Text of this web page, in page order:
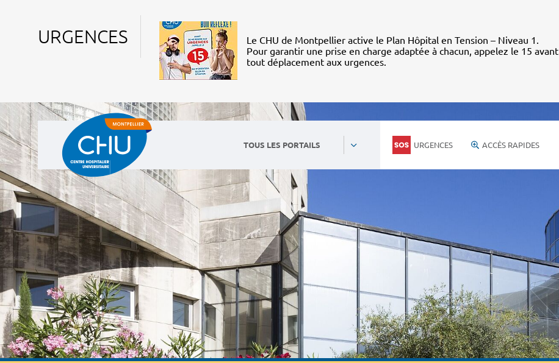
URGENCES
Le CHU de Montpellier active le Plan Hôpital en Tension – Niveau 1.
Pour garantir une prise en charge adaptée à chacun, appelez le 15 avant
tout déplacement aux urgences.
TOUS LES PORTAILS URGENCES ACCÈS RAPIDES